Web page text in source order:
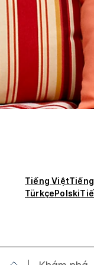
Tiếng Việt
TürkçePolski